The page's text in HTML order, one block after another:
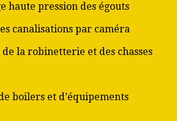
haute pression des égouts
canalisations par caméra
la robinetterie et des chasses
boilers et d’équipements